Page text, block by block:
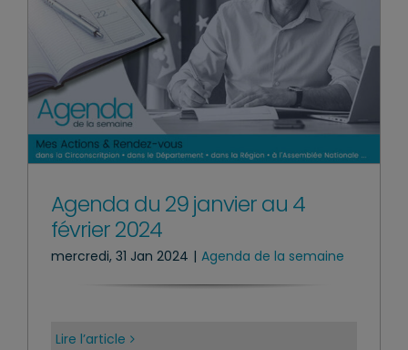
Agenda du 29 janvier au 4
février 2024
mercredi, 31 Jan 2024 | Agenda de la semaine
Lire l’article